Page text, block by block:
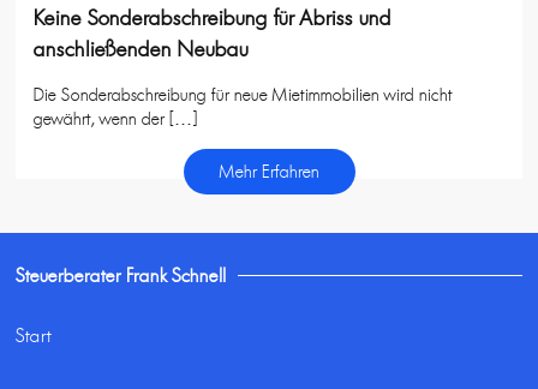
Keine Sonderabschreibung für Abriss und
anschließenden Neubau
Die Sonderabschreibung für neue Mietimmobilien wird nicht
gewährt, wenn der […]
Mehr Erfahren
Steuerberater Frank Schnell
Start